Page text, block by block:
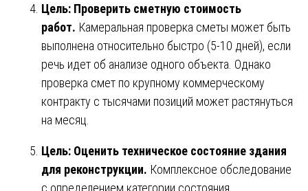
Цель: Проверить сметную стоимость
работ. Камеральная проверка сметы может быть
выполнена относительно быстро (5-10 дней), если
речь идет об анализе одного объекта. Однако
проверка смет по крупному коммерческому
контракту с тысячами позиций может растянуться
на месяц.
Цель: Оценить техническое состояние здания
для реконструкции. Комплексное обследование
с определением категории состояния,